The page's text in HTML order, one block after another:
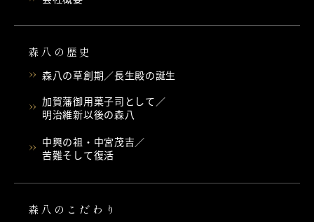
森八の歴史
森八の草創期／長生殿の誕生
加賀藩御用菓子司として／
明治維新以後の森八
中興の祖・中宮茂吉／
苦難そして復活
森八のこだわり